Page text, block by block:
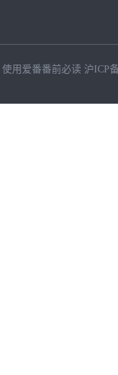
使用爱番番前必读 沪ICP